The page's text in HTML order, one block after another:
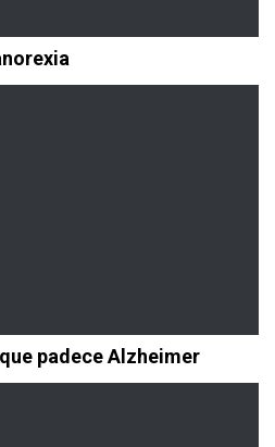
padece Alzheimer